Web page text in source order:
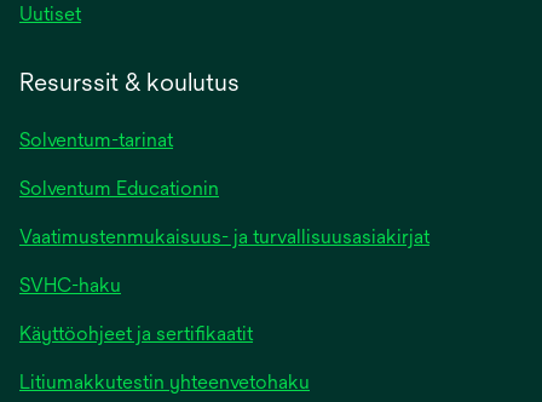
Uutiset
Resurssit & koulutus
Solventum-tarinat
Solventum Educationin
Vaatimustenmukaisuus- ja turvallisuusasiakirjat
SVHC-haku
Käyttöohjeet ja sertifikaatit
Litiumakkutestin yhteenvetohaku